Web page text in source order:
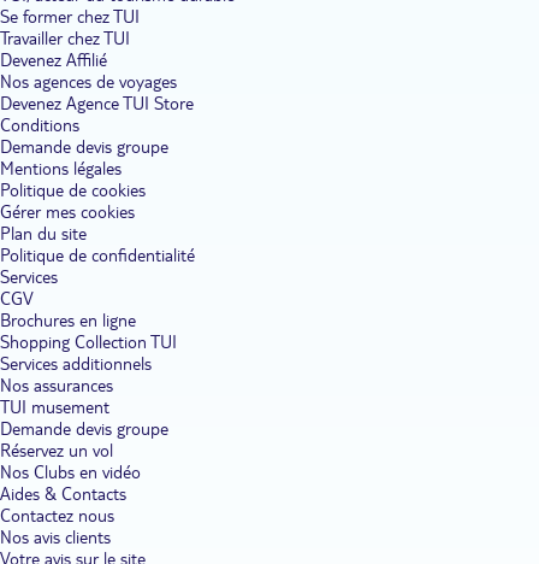
la découverte du temps passé au musée archéologique et ethnologique.
Ici, vous revivez l'histoire des aborigènes et en apprenez plus sur leurs
traditions ancestrales.
Des trésors naturels à découvrir lors de votre voyage pas cher à
Fuerteventura.Embarquez pour un périple en pleine nature. Votre
voyage pas cher à Fuerteventura vous entraîne à la découverte d'une
nature préservée, pleine de charme et étonnante. L'une des régions les
plus authentiques de l'île se situe dans la péninsule de Jandia. Ici, bien
loin des villes animées, vous vous trouvez face à face avec un paysage
désertique. Seul le phare de Jandia se dresse au milieu de ces étendues
au calme impressionnant. Corralejo, quant à elle, mise sur la variété.
Que vous y séjourniez en famille, en couple ou entre amis, vous
rencontrez toujours un site idéal pour vous divertir. Commencez par le
parc naturel des dunes de Corralejo. Sur une dizaine de kilomètres,
profitez de ces vastes étendues de sable blanc bordant l'eau turquoise de
l'océan. Mais cet ancien port de pêche doit également sa réputation à ses
soirées animées. Si vous voulez faire la fête, dirigez-vous près des plages
où restaurants, clubs et discothèques vous attendent dans une ambiance
festive et chaleureuse.
Évadez-vous en goûtant aux mets locaux.
à Fuerteventura, c'est aussi goûter aux plaisirs des plats locaux. Ici, la
cuisine se partage, se déguste entre amis et se veut conviviale. Un
incontournable de bien des cartes des restaurants : le poisson grillé. Le
fruit de la pêche fait en effet littéralement partie de la culture. C'est
pourquoi vous vous voyez proposer de nombreux plats préparés à base
de poissons et autres fruits de mer. L'occasion rêvée pour vous régaler
de langoustes, de crevettes, de thon blanc ou bien de poulpe, des
Se former chez TUI
Travailler chez TUI
Devenez Affilié
Nos agences de voyages
Devenez Agence TUI Store
Conditions
Demande devis groupe
Mentions légales
Politique de cookies
Gérer mes cookies
Plan du site
Politique de confidentialité
Services
CGV
Brochures en ligne
Shopping Collection TUI
Services additionnels
Nos assurances
TUI musement
Demande devis groupe
Réservez un vol
Nos Clubs en vidéo
Aides & Contacts
Contactez nous
Nos avis clients
Votre avis sur le site